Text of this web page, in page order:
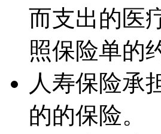
而支出的医
照保险单的
人寿保险承
的的保险。